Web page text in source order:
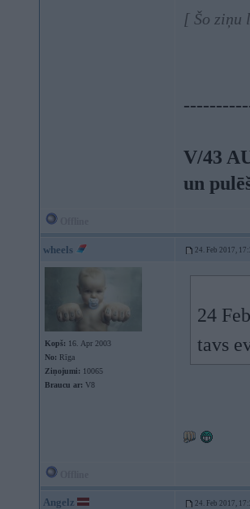
[ Šo ziņu
V/43
un
wheels 24. Feb 2017,
Kopš: 16. Apr 2003
No: Rīga
Ziņojumi: 10065
Braucu ar: V8
24
tavs
Angelz 24. Feb 2017,